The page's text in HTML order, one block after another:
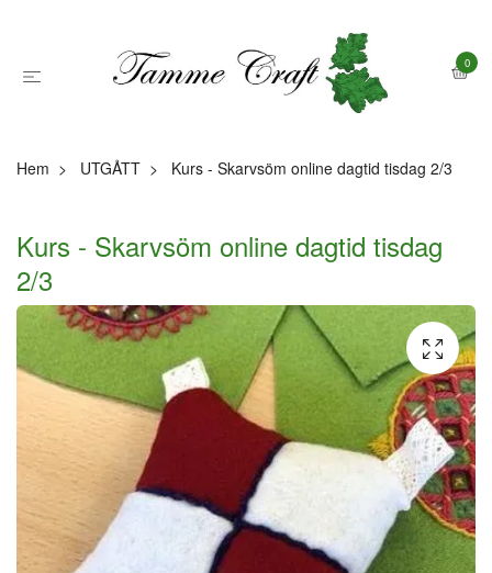
0
Hem UTGÅTT Kurs - Skarvsöm online dagtid tisdag 2/3
Kurs - Skarvsöm online dagtid tisdag
2/3